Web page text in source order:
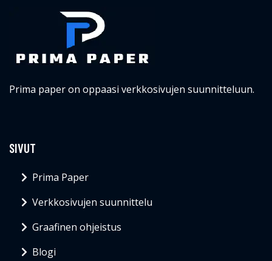
Prima paper on oppaasi verkkosivujen suunnitteluun.
SIVUT
Prima Paper
Verkkosivujen suunnittelu
Graafinen ohjeistus
Blogi